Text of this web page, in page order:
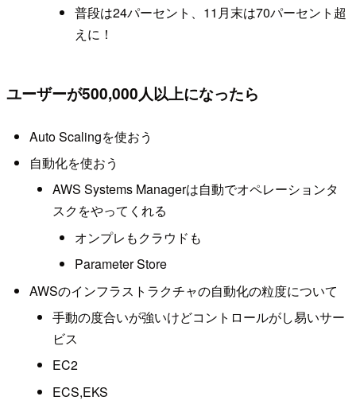
普段は24パーセント、11月末は70パーセント超
えに！
ユーザーが500,000人以上になったら
Auto Scalingを使おう
自動化を使おう
AWS Systems Managerは自動でオペレーションタ
スクをやってくれる
オンプレもクラウドも
Parameter Store
AWSのインフラストラクチャの自動化の粒度について
手動の度合いが強いけどコントロールがし易いサー
ビス
EC2
ECS,EKS